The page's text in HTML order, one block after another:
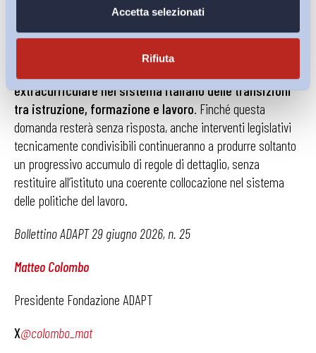
Accetta selezionati
Rifiuta
dodici mesi, peraltro, per i soli gruppi d’impresa, bensì
la persistente incapacità del legislatore di definire,
nell’ambito di una leale cooperazione tra Stat e Regioni,
extracurriculare nel sistema italiano delle transizioni
tra istruzione, formazione e lavoro. Finché questa
domanda resterà senza risposta, anche interventi legislativi
tecnicamente condivisibili continueranno a produrre soltanto
un progressivo accumulo di regole di dettaglio, senza
restituire all’istituto una coerente collocazione nel sistema
delle politiche del lavoro.
Bollettino ADAPT 29 giugno 2026, n. 25
Matteo Colombo
Presidente Fondazione ADAPT
X@colombo_mat